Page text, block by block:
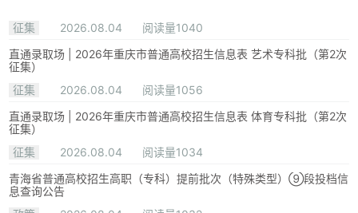
征集 2026.08.04
阅读量1040
直通录取场 | 2026年重庆市普通高校招生信息表 艺术专科批（第2次
征集）
征集
2026.08.04
阅读量1056
直通录取场 | 2026年重庆市普通高校招生信息表 体育专科批（第2次
征集）
征集
2026.08.04
阅读量1034
青海省普通高校招生高职（专科）提前批次（特殊类型）⑨段投档信
息查询公告